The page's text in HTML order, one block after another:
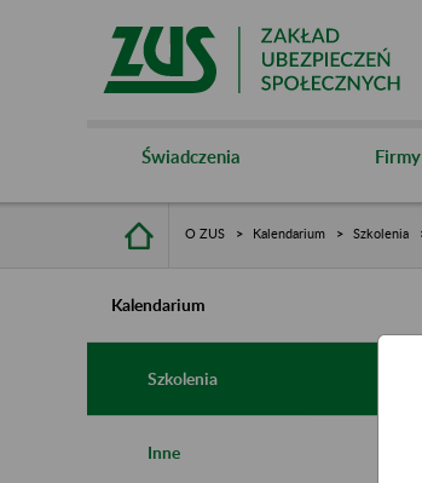
Świadczenia Firmy
O ZUS Kalendarium Szkolenia
Kalendarium
Szkolenia
Inne